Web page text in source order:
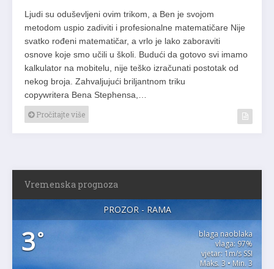
Ljudi su oduševljeni ovim trikom, a Ben je svojom
metodom uspio zadiviti i profesionalne matematičare Nije
svatko rođeni matematičar, a vrlo je lako zaboraviti
osnove koje smo učili u školi. Budući da gotovo svi imamo
kalkulator na mobitelu, nije teško izračunati postotak od
nekog broja. Zahvaljujući briljantnom triku
copywritera Bena Stephensa,…
Pročitajte više
Vremenska prognoza
PROZOR - RAMA
3°
blaga naoblaka
vlaga: 97%
vjetar: 1m/s SSI
Maks. 3 • Min. 3